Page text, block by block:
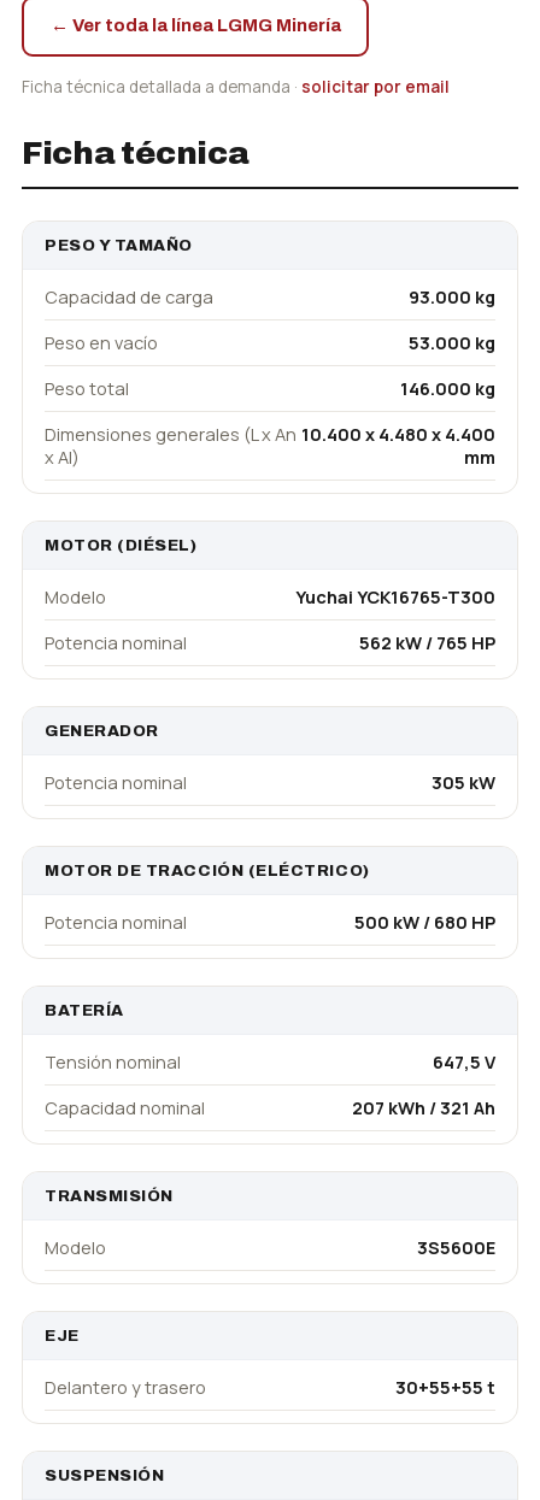
← Ver toda la línea LGMG Minería
Ficha técnica detallada a demanda · solicitar por email
Ficha técnica
PESO Y TAMAÑO
Capacidad de carga
93.000 kg
Peso en vacío
53.000 kg
Peso total
146.000 kg
Dimensiones generales (L x An
x Al)
10.400 x 4.480 x 4.400
mm
MOTOR (DIÉSEL)
Modelo
Yuchai YCK16765-T300
Potencia nominal
562 kW / 765 HP
GENERADOR
Potencia nominal 305 kW
MOTOR DE TRACCIÓN (ELÉCTRICO)
Potencia nominal 500 kW / 680 HP
BATERÍA
Tensión nominal
647,5 V
Capacidad nominal
207 kWh / 321 Ah
TRANSMISIÓN
Modelo 3S5600E
EJE
Delantero y trasero 30+55+55 t
SUSPENSIÓN